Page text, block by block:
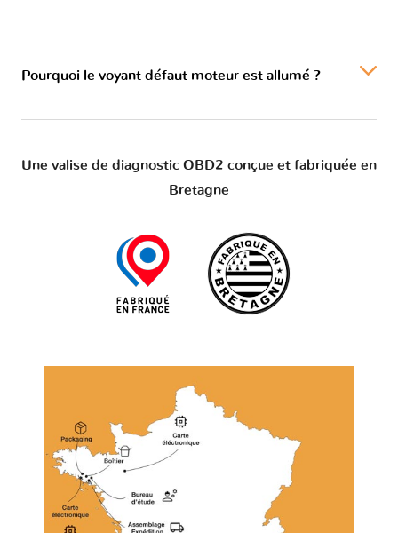
Pourquoi le voyant défaut moteur est allumé ?
Une valise de diagnostic OBD2 conçue et fabriquée en
Bretagne